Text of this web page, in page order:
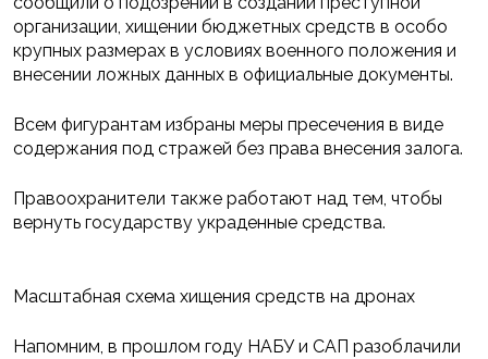
организации, хищении бюджетных средств в особо
крупных размерах в условиях военного положения и
внесении ложных данных в официальные документы.
Всем фигурантам избраны меры пресечения в виде
содержания под стражей без права внесения залога.
Правоохранители также работают над тем, чтобы
вернуть государству украденные средства.
Масштабная схема хищения средств на дронах
Напомним, в прошлом году НАБУ и САП разоблачили